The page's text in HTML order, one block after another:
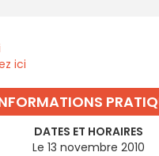
ici
DATES ET HORAIRES
Le 13 novembre 2010